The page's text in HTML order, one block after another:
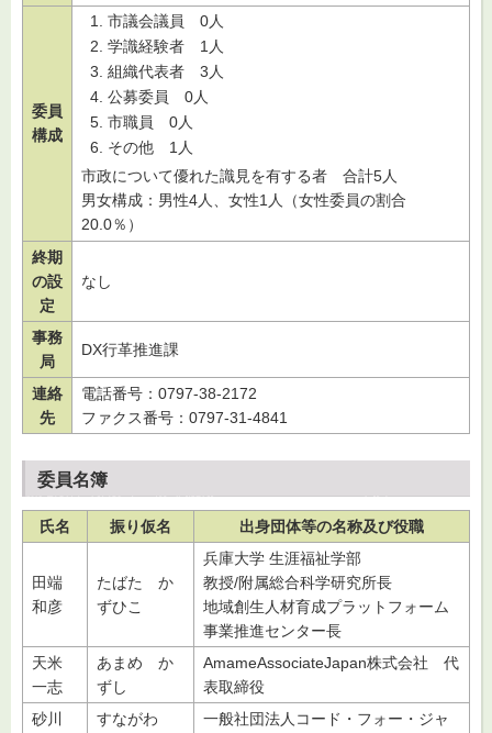
委員
構成
市議会議員 0人
学識経験者 1人
組織代表者 3人
公募委員 0人
市職員 0人
その他 1人
市政について優れた識見を有する者 合計5人
男女構成：男性4人、女性1人（女性委員の割合
20.0％）
終期
の設
定
なし
事務
局
DX行革推進課
連絡
先
電話番号：0797-38-2172
ファクス番号：0797-31-4841
委員名簿
氏名 振り仮名 出身団体等の名称及び役職
田端
和彦
たばた か
ずひこ
兵庫大学 生涯福祉学部
教授/附属総合科学研究所長
地域創生人材育成プラットフォーム
事業推進センター長
天米
一志
あまめ か
ずし
AmameAssociateJapan株式会社 代
表取締役
砂川
すながわ
一般社団法人コード・フォー・ジャ